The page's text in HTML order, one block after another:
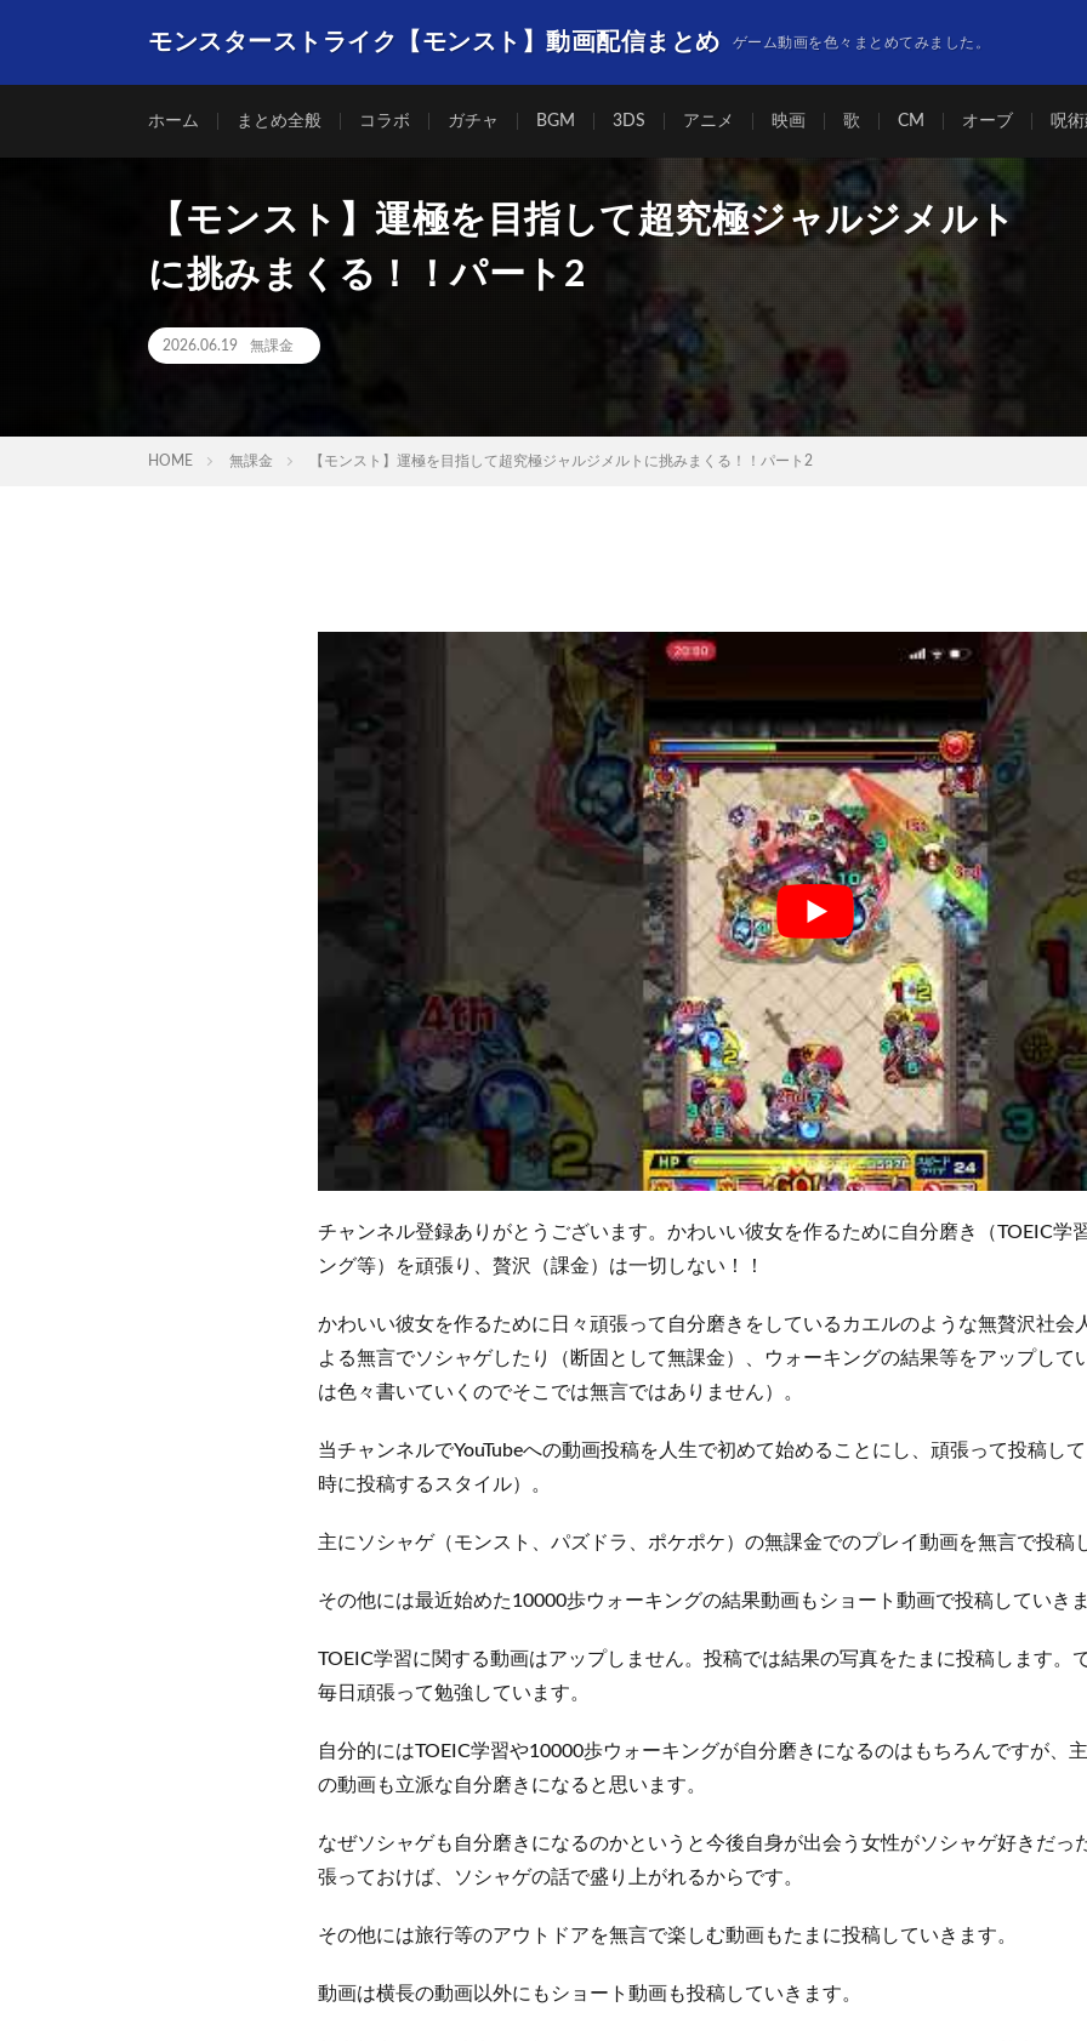
モンスターストライク【モンスト】動画配信まとめ ゲーム動画を色々まとめてみました。
ホーム まとめ全般 コラボ ガチャ BGM 3DS アニメ 映画 歌 CM オーブ 呪
【モンスト】運極を目指して超究極ジャルジメルト
に挑みまくる！！パート2
2026.06.19 無課金
HOME 無課金 【モンスト】運極を目指して超究極ジャルジメルトに挑みまくる！！パート2
チャンネル登録ありがとうございます。かわいい彼女を作るために自分磨き（TOEIC学
ング等）を頑張り、贅沢（課金）は一切しない！！
かわいい彼女を作るために日々頑張って自分磨きをしているカエルのような無贅沢社会
よる無言でソシャゲしたり（断固として無課金）、ウォーキングの結果等をアップして
は色々書いていくのでそこでは無言ではありません）。
当チャンネルでYouTubeへの動画投稿を人生で初めて始めることにし、頑張って投稿し
時に投稿するスタイル）。
主にソシャゲ（モンスト、パズドラ、ポケポケ）の無課金でのプレイ動画を無言で投稿
その他には最近始めた10000歩ウォーキングの結果動画もショート動画で投稿していき
TOEIC学習に関する動画はアップしません。投稿では結果の写真をたまに投稿します。
毎日頑張って勉強しています。
自分的にはTOEIC学習や10000歩ウォーキングが自分磨きになるのはもちろんですが、
の動画も立派な自分磨きになると思います。
なぜソシャゲも自分磨きになるのかというと今後自身が出会う女性がソシャゲ好きだっ
張っておけば、ソシャゲの話で盛り上がれるからです。
その他には旅行等のアウトドアを無言で楽しむ動画もたまに投稿していきます。
動画は横長の動画以外にもショート動画も投稿していきます。